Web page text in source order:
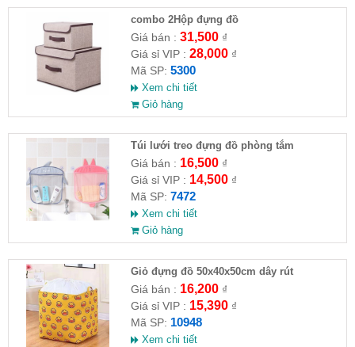
combo 2Hộp đựng đồ
Giá bán : 31,500₫
Giá sỉ VIP : 28,000₫
Mã SP: 5300
Xem chi tiết
Giỏ hàng
Túi lưới treo đựng đồ phòng tắm
Giá bán : 16,500₫
Giá sỉ VIP : 14,500₫
Mã SP: 7472
Xem chi tiết
Giỏ hàng
Giỏ đựng đồ 50x40x50cm dây rút
Giá bán : 16,200₫
Giá sỉ VIP : 15,390₫
Mã SP: 10948
Xem chi tiết